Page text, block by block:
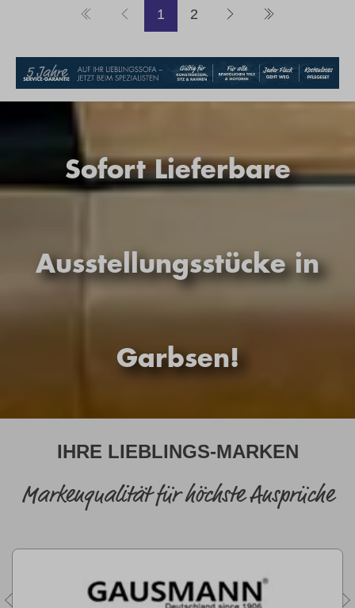
Weiter zur Seite
1 Weiter zur Seite
2
Sofort Lieferbare
Ausstellungsstücke in
Garbsen!
IHRE LIEBLINGS-MARKEN
Markenqualität für höchste Ansprüche